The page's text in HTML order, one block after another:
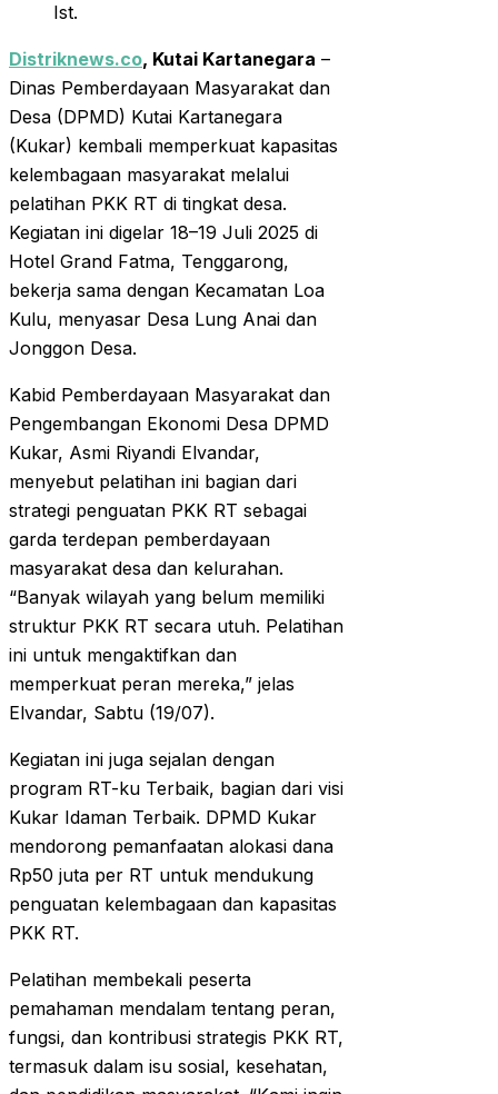
Ist.
Distriknews.co, Kutai Kartanegara –
Dinas Pemberdayaan Masyarakat dan
Desa (DPMD) Kutai Kartanegara
(Kukar) kembali memperkuat kapasitas
kelembagaan masyarakat melalui
pelatihan PKK RT di tingkat desa.
Kegiatan ini digelar 18–19 Juli 2025 di
Hotel Grand Fatma, Tenggarong,
bekerja sama dengan Kecamatan Loa
Kulu, menyasar Desa Lung Anai dan
Jonggon Desa.
Kabid Pemberdayaan Masyarakat dan
Pengembangan Ekonomi Desa DPMD
Kukar, Asmi Riyandi Elvandar,
menyebut pelatihan ini bagian dari
strategi penguatan PKK RT sebagai
garda terdepan pemberdayaan
masyarakat desa dan kelurahan.
“Banyak wilayah yang belum memiliki
struktur PKK RT secara utuh. Pelatihan
ini untuk mengaktifkan dan
memperkuat peran mereka,” jelas
Elvandar, Sabtu (19/07).
Kegiatan ini juga sejalan dengan
program RT-ku Terbaik, bagian dari visi
Kukar Idaman Terbaik. DPMD Kukar
mendorong pemanfaatan alokasi dana
Rp50 juta per RT untuk mendukung
penguatan kelembagaan dan kapasitas
PKK RT.
Pelatihan membekali peserta
pemahaman mendalam tentang peran,
fungsi, dan kontribusi strategis PKK RT,
termasuk dalam isu sosial, kesehatan,